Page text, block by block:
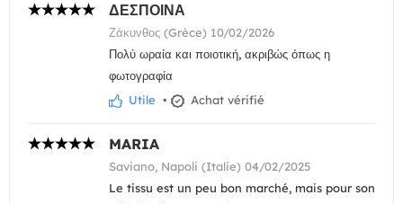
ΔΕΣΠΟΙΝΑ
Ζάκυνθος (Grèce) 10/02/2026
Πολύ ωραία και ποιοτική, ακριβώς όπως η
φωτογραφία
Utile • Achat vérifié
MARIA
Saviano, Napoli (Italie) 04/02/2025
Le tissu est un peu bon marché, mais pour son